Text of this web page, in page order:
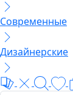
Современные
Дизайнерские